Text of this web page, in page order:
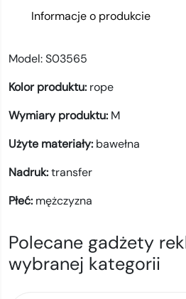
Informacje o produkcie
Model:S03565
Kolor produktu: rope
Wymiary produktu: M
Użyte materiały: bawełna
Nadruk:transfer
Płeć: mężczyzna
Polecane gadżety
wybranej kategorii